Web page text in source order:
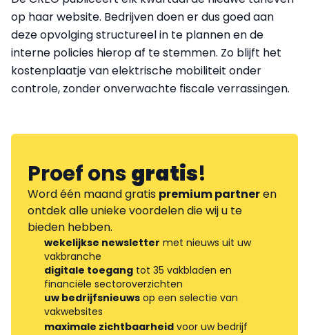
op haar website. Bedrijven doen er dus goed aan
deze opvolging structureel in te plannen en de
interne policies hierop af te stemmen. Zo blijft het
kostenplaatje van elektrische mobiliteit onder
controle, zonder onverwachte fiscale verrassingen.
Proef onsgratis!
Word één maand gratis premium partneren
ontdek alle unieke voordelen die wij u te
bieden hebben.
wekelijkse newsletter met nieuws uit uw
vakbranche
digitale toegang tot 35 vakbladen en
financiële sectoroverzichten
uw bedrijfsnieuws op een selectie van
vakwebsites
maximale zichtbaarheid voor uw bedrijf